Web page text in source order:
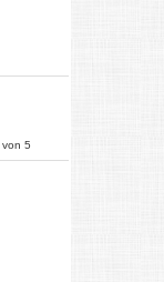
von 5